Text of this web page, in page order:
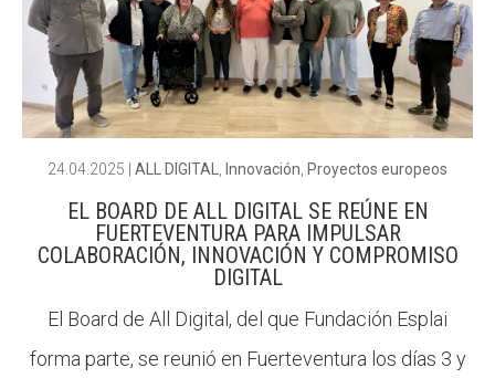
24.04.2025 ALL DIGITAL Innovación Proyectos europeos
EL BOARD DE ALL DIGITAL SE REÚNE EN
FUERTEVENTURA PARA IMPULSAR
COLABORACIÓN, INNOVACIÓN Y COMPROMISO
DIGITAL
El Board de All Digital, del que Fundación Esplai
forma parte, se reunió en Fuerteventura los días 3 y